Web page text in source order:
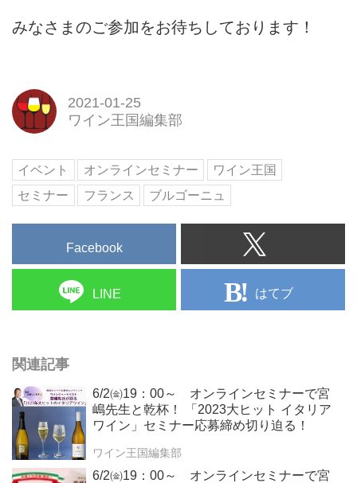
みなさまのご参加をお待ちしております！
2021-01-25
ワイン王国編集部
イベント オンラインセミナー
ワイン王国
セミナー
フランス ブルゴーニュ
Facebook
LINE はてブ
関連記事
6/2㈮19：00～ オンラインセミナーで宮
嶋先生と乾杯！ 「2023大ヒット イタリア
ワイン」セミナー応募締め切り迫る！
ワイン王国編集部
6/2㈮19：00～ オンラインセミナーで宮